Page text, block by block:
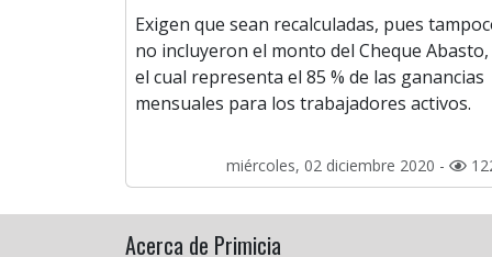
Exigen que sean recalculadas, pues
no incluyeron el monto del Cheque Abasto,
el cual representa el 85 % de las ganancias
mensuales para los trabajadores activos.
miércoles, 02 diciembre 2020 -
Acerca de Primicia